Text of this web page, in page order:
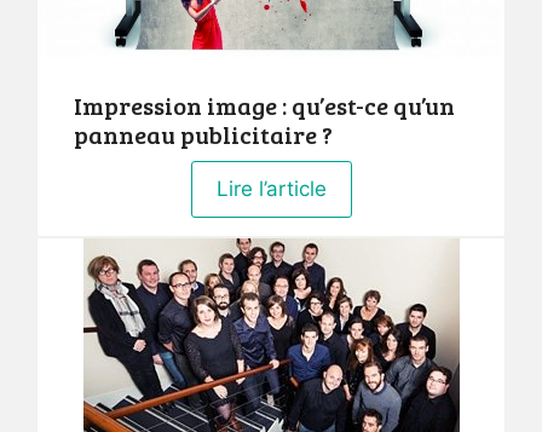
Impression image : qu’est-ce qu’un
panneau publicitaire ?
Lire l’article